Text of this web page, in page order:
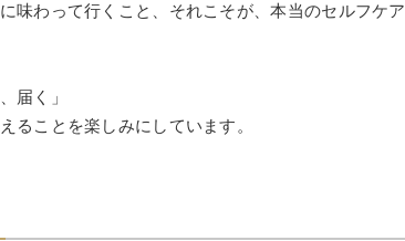
味わって行くこと、それこそが、本当のセルフケ
届く」
ることを楽しみにしています。